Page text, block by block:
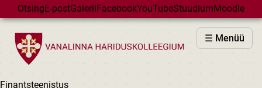
Skip to main content
OtsingE-postGaleriiFacebookYouTubeStuudiumMoodle
☰ Menüü
VHK
VASTUVÕTT
Finantsteenistus